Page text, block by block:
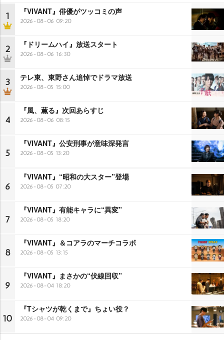
1 『VIVANT』俳優がツッコミの声
2026-08-06 09:20
2 『ドリームハイ』放送スタート
2026-08-06 16:30
3 テレ東、東野さん追悼でドラマ放送
2026-08-05 15:00
4
『風、薫る』次回あらすじ
2026-08-06 08:15
5
『VIVANT』公安刑事が意味深発言
2026-08-05 13:20
6
『VIVANT』“昭和の大スター”登場
2026-08-05 07:20
7
『VIVANT』有能キャラに“異変”
2026-08-05 18:20
8
『VIVANT』＆コアラのマーチコラボ
2026-08-05 13:15
9
『VIVANT』まさかの“伏線回収”
2026-08-04 18:20
10
『Tシャツが乾くまで』ちょい役？
2026-08-04 09:20